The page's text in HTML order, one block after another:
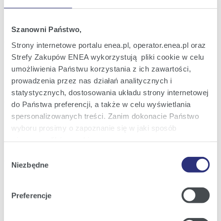
Szanowni Państwo,
Strony internetowe portalu enea.pl, operator.enea.pl oraz
Strefy Zakupów ENEA wykorzystują pliki cookie w celu
umożliwienia Państwu korzystania z ich zawartości,
prowadzenia przez nas działań analitycznych i
statystycznych, dostosowania układu strony internetowej
do Państwa preferencji, a także w celu wyświetlania
spersonalizowanych treści. Zanim dokonacie Państwo
wyboru prosimy o zapoznanie się w jaki sposób
Szczegółowe informacje na ten temat znajdziecie
Polityce
zgody
Niezbędne
Preferencje
08
2026
15:19
Raport bieżący nr 26/2026
powołanych w skład Rady Nadzorczej
Enea S.A.
01
cze
2026
15:35
Raport bieżący nr 25/2026
Wykaz akcjonariuszy posiadających co
najmniej 5% liczby głosów na
Zwyczajnym Walnym Zgromadzeniu Enea
28
maj
23:22
Raport bieżący nr 24/2026
Zgromadzenia Enea S.A. w sprawie